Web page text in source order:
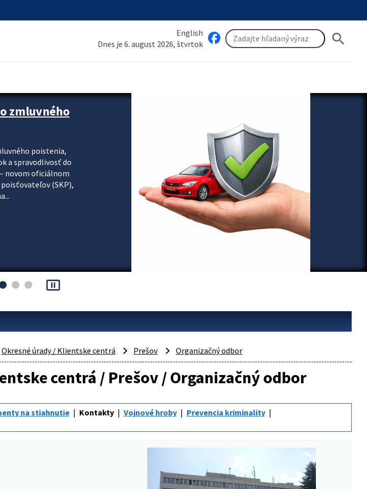
English
Dnes je 6. august 2026, štvrtok
search
zmluvného
poistenia,
a spravodlivosť do
novom oficiálnom
(SKP),
pause_presentation
Okresné úrady / Klientske centrá Prešov Organizačný odbor
centrá / Prešov / Organizačný odbor
na stiahnutie Kontakty Vojnové hroby
Prevencia kriminality